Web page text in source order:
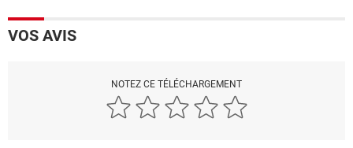
VOS AVIS
NOTEZ CE TÉLÉCHARGEMENT